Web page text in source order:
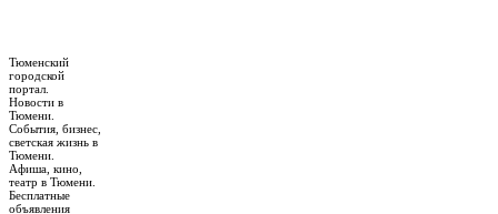
Тюменский
городской
портал.
Новости в
Тюмени.
События, бизнес,
светская жизнь в
Тюмени.
Афиша, кино,
театр в Тюмени.
Бесплатные
объявления